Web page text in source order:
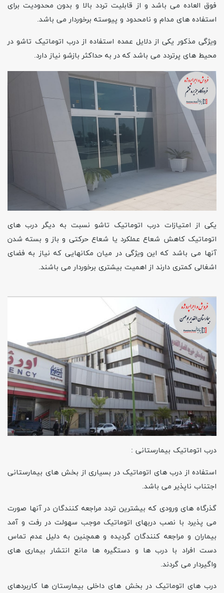
فوق العاده می باشد و از قابلیت تردد بالا و بدون محدودیت برای
استفاده های مدام و نامحدود و پیوسته برخوردار می باشد.
ویژگی مذکور یکی از دلایل عمده استفاده از درب اتوماتیک تاشو در
محیط های پرتردد می باشد که در به حداکثر بازشو نیاز دارد.
یکی از امتیازات درب اتوماتیک تاشو نسبت به دیگر درب های
اتوماتیک کاهش شعاع عملکرد یا شعاع حرکتی و باز و بسته شدن
آنها می باشد که این ویژگی در میان مکانهایی که نیاز به فضای
اشغالی کمتری دارند از اهمیت بیشتری برخوردار می باشند.
درب اتوماتیک بیمارستانی :
استفاده از درب های اتوماتیک در بسیاری از بخش های بیمارستانی
اجتناب ناپذیر می باشد.
گذرگاه های ورودی که بیشترین تردد مراجعه کنندگان در آنها صورت
می پذیرد با نصب دربهای اتوماتیک موجب سهولت در رفت و آمد
بیماران و مراجعه کنندگان گردیده و همچنین به دلیل عدم تماس
دست افراد با درب ها و دستگیره ها مانع انتشار بیماری های
واگیردار می گردند.
درب های اتوماتیک در بخش های داخلی بیمارستان ها کاربردهای